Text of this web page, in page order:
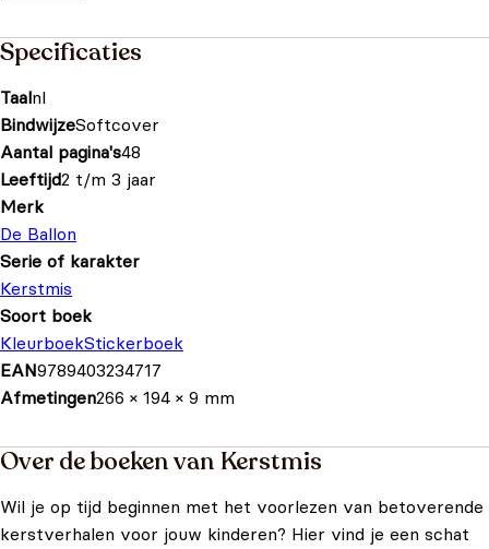
Specificaties
Taalnl
BindwijzeSoftcover
Aantal pagina's48
Leeftijd2 t/m 3 jaar
Merk
De Ballon
Serie of karakter
Kerstmis
Soort boek
KleurboekStickerboek
EAN9789403234717
Afmetingen266 × 194 × 9 mm
Over de boeken van Kerstmis
Wil je op tijd beginnen met het voorlezen van betoverende
kerstverhalen voor jouw kinderen? Hier vind je een schat